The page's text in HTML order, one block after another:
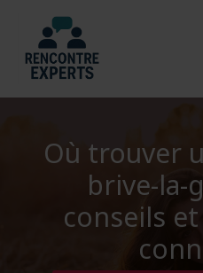
contenu
Où trouver
brive-la-
conseils